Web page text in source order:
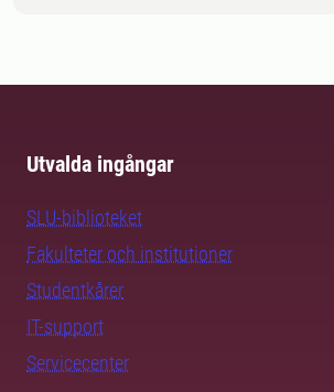
Utvalda ingångar
SLU-biblioteket
Fakulteter och institutioner
Studentkårer
IT-support
Servicecenter